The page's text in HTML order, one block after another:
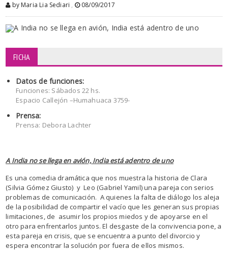
by Maria Lia Sediari , 08/09/2017
FICHA
Datos de funciones:
Funciones: Sábados 22 hs.
Espacio Callejón –Humahuaca 3759-
Prensa:
Prensa: Debora Lachter
A India no se llega en avión, India está adentro de uno
Es una comedia dramática que nos muestra la historia de Clara
(Silvia Gómez Giusto) y Leo (Gabriel Yamil) una pareja con serios
problemas de comunicación. A quienes la falta de diálogo los aleja
de la posibilidad de compartir el vacío que les generan sus propias
limitaciones, de asumir los propios miedos y de apoyarse en el
otro para enfrentarlos juntos. El desgaste de la convivencia pone, a
esta pareja en crisis, que se encuentra a punto del divorcio y
espera encontrar la solución por fuera de ellos mismos.